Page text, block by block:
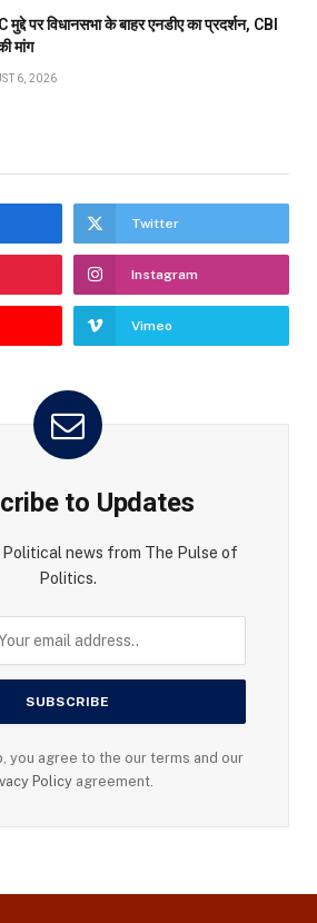
मुद्दे पर विधानसभा के बाहर एनडीए का प्रदर्शन, CBI
मांग
6, 2026
Twitter
Instagram
Vimeo
to Updates
news from The Pulse of
Politics.
you agree to the our terms and our
Policy agreement.